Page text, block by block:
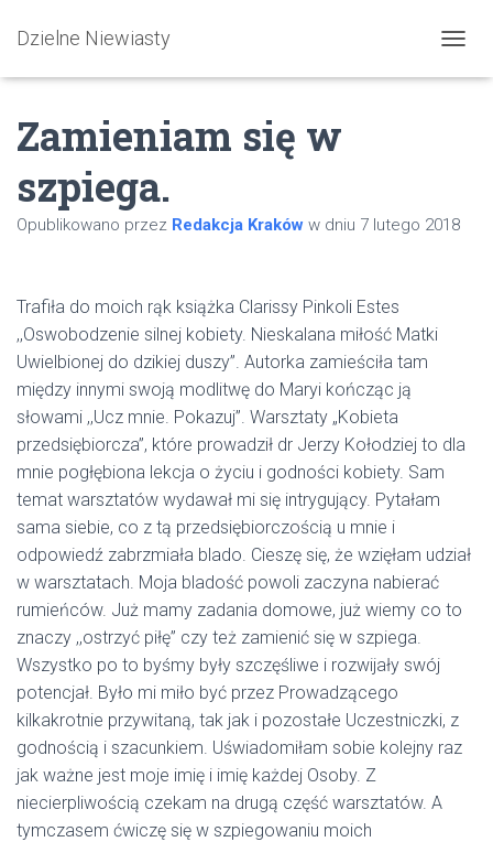
Dzielne Niewiasty
Zamieniam się w
szpiega.
Opublikowano przez Redakcja Kraków w dniu 7 lutego 2018
Trafiła do moich rąk książka Clarissy Pinkoli Estes
,,Oswobodzenie silnej kobiety. Nieskalana miłość Matki
Uwielbionej do dzikiej duszy”. Autorka zamieściła tam
między innymi swoją modlitwę do Maryi kończąc ją
słowami ,,Ucz mnie. Pokazuj”. Warsztaty „Kobieta
przedsiębiorcza”, które prowadził dr Jerzy Kołodziej to dla
mnie pogłębiona lekcja o życiu i godności kobiety. Sam
temat warsztatów wydawał mi się intrygujący. Pytałam
sama siebie, co z tą przedsiębiorczością u mnie i
odpowiedź zabrzmiała blado. Cieszę się, że wzięłam udział
w warsztatach. Moja bladość powoli zaczyna nabierać
rumieńców. Już mamy zadania domowe, już wiemy co to
znaczy ,,ostrzyć piłę” czy też zamienić się w szpiega.
Wszystko po to byśmy były szczęśliwe i rozwijały swój
potencjał. Było mi miło być przez Prowadzącego
kilkakrotnie przywitaną, tak jak i pozostałe Uczestniczki, z
godnością i szacunkiem. Uświadomiłam sobie kolejny raz
jak ważne jest moje imię i imię każdej Osoby. Z
niecierpliwością czekam na drugą część warsztatów. A
tymczasem ćwiczę się w szpiegowaniu moich